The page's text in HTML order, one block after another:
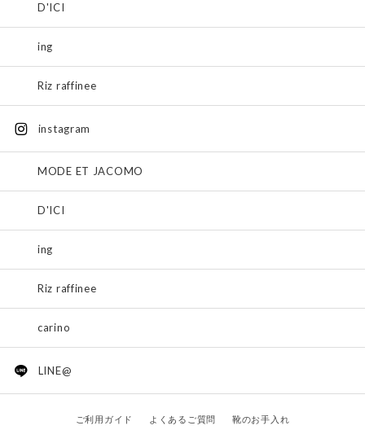
D'ICI
ing
Riz raffinee
instagram
MODE ET JACOMO
D'ICI
ing
Riz raffinee
carino
LINE@
ご利用ガイド よくあるご質問 靴のお手入れ